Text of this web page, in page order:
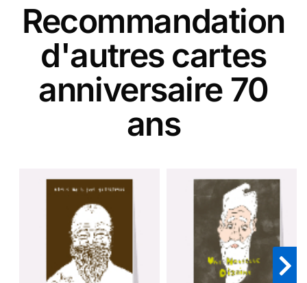
Recommandation
d'autres cartes
anniversaire 70
ans